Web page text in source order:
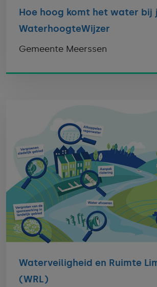
Hoe hoog komt het water bij
WaterhoogteWijzer
Gemeente Meerssen
Waterveiligheid en Ruimte
(WRL)